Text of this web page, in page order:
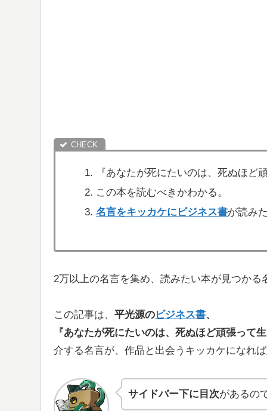
『あなたが死にたいのは、死ぬほ
この本を読むべきかわかる。
名言をキッカケにビジネス書が読み
2万以上の名言を集め、読みたい本が見つか
この記事は、 平光源のビジネス書、
『あなたが死にたいのは、死ぬほど頑張って
介する名言が、作品と出会うキッカケになれ
サイドバー下に目次があるの